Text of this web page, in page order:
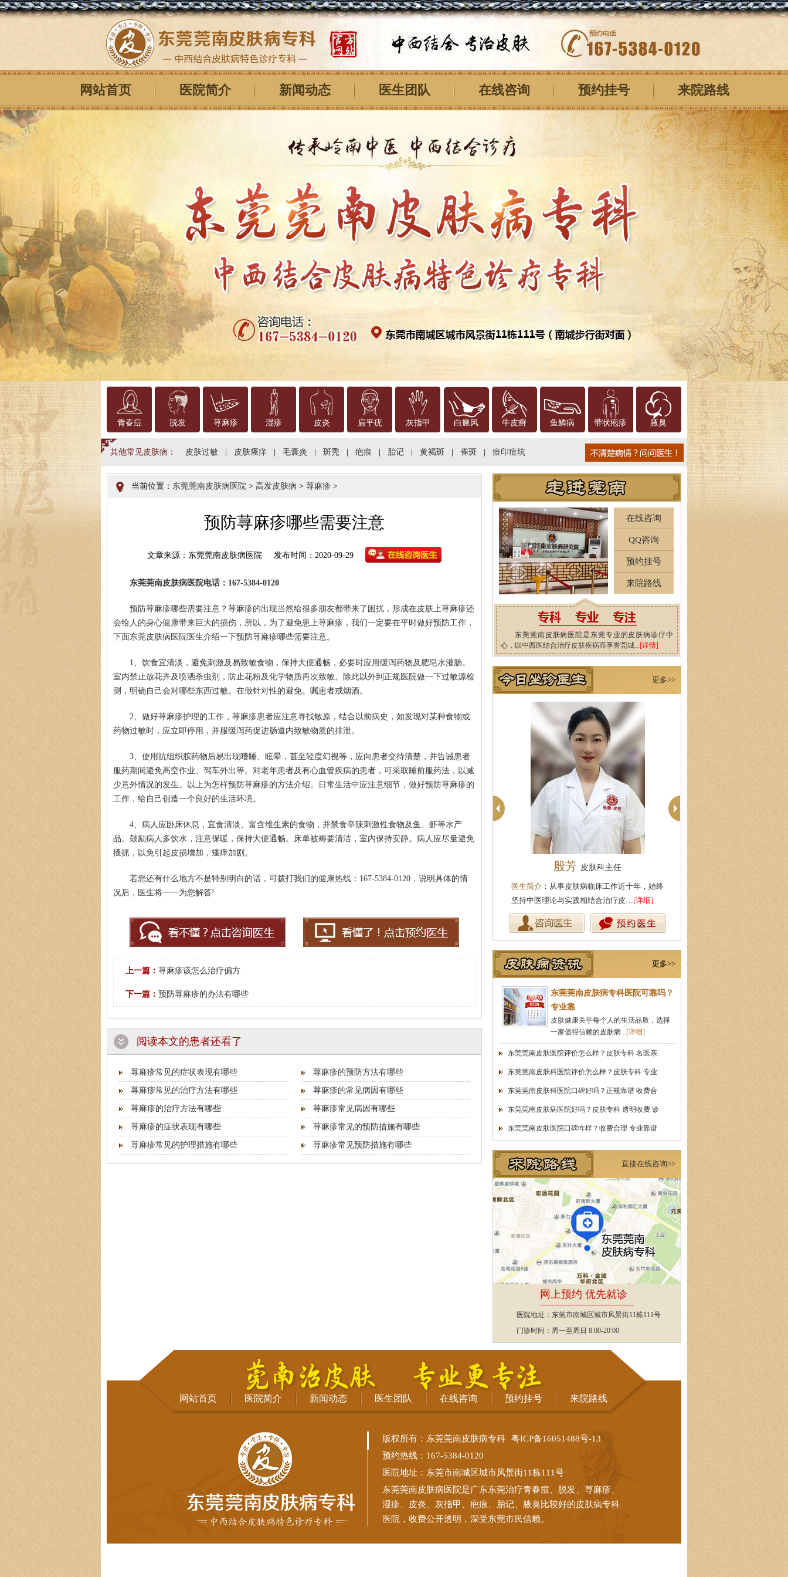
网站首页 医院简介 新闻动态 医生团队 在线咨询 预约挂号 来院路线
青春痘 脱发 荨麻疹 湿疹 皮炎 扁平疣 灰指甲 白癜风 牛皮癣 鱼鳞病 带状疱疹 腋臭
其他常见皮肤病： 皮肤过敏 皮肤瘙痒 毛囊炎 斑秃 疤痕 胎记 黄褐斑 雀斑 痘印痘坑
当前位置： 东莞莞南皮肤病医院 > 高发皮肤病 > 荨麻疹 >
预防荨麻疹哪些需要注意
文章来源：东莞莞南皮肤病医院 发布时间：2020-09-29
东莞莞南皮肤病医院电话：167-5384-0120
预防荨麻疹哪些需要注意？荨麻疹的出现当然给很多朋友都带来了困扰，形成在皮肤上荨麻疹还
会给人的身心健康带来巨大的损伤，所以，为了避免患上荨麻疹，我们一定要在平时做好预防工作，
下面东莞皮肤病医院医生介绍一下预防荨麻疹哪些需要注意。
1、饮食宜清淡，避免刺激及易致敏食物，保持大便通畅，必要时应用缓泻药物及肥皂水灌肠。
室内禁止放花卉及喷洒杀虫剂，防止花粉及化学物质再次致敏。除此以外到正规医院做一下过敏源检
测，明确自己会对哪些东西过敏。在做针对性的避免。嘱患者戒烟酒。
2、做好荨麻疹护理的工作，荨麻疹患者应注意寻找敏原，结合以前病史，如发现对某种食物或
药物过敏时，应立即停用，并服缓泻药促进肠道内致敏物质的排泄。
3、使用抗组织胺药物后易出现嗜睡、眩晕，甚至轻度幻视等，应向患者交待清楚，并告诫患者
服药期间避免高空作业、驾车外出等。对老年患者及有心血管疾病的患者，可采取睡前服药法，以减
少意外情况的发生。以上为怎样预防荨麻疹的方法介绍。日常生活中应注意细节，做好预防荨麻疹的
工作，给自己创造一个良好的生活环境。
4、病人应卧床休息，宜食清淡、富含维生素的食物，并禁食辛辣刺激性食物及鱼、虾等水产
品。鼓励病人多饮水，注意保暖，保持大便通畅。床单被褥要清洁，室内保持安静。病人应尽量避免
搔抓，以免引起皮损增加，瘙痒加剧。
若您还有什么地方不是特别明白的话，可拨打我们的健康热线：167-5384-0120，说明具体的情
况后，医生将一一为您解答!
上一篇： 荨麻疹该怎么治疗偏方
下一篇： 预防荨麻疹的办法有哪些
阅读本文的患者还看了
荨麻疹常见的症状表现有哪些 荨麻疹的预防方法有哪些
荨麻疹常见的治疗方法有哪些 荨麻疹的常见病因有哪些
荨麻疹的治疗方法有哪些 荨麻疹常见病因有哪些
荨麻疹的症状表现有哪些 荨麻疹常见的预防措施有哪些
荨麻疹常见的护理措施有哪些 荨麻疹常见预防措施有哪些
在线咨询
QQ咨询
预约挂号
来院路线
东莞莞南皮肤病医院是东莞专业的皮肤病诊疗中
心，以中西医结合治疗皮肤疾病而享誉莞城...[详情]
更多>>
殷芳 皮肤科主任
医生简介 ：从事皮肤病临床工作近十年，始终
坚持中医理论与实践相结合治疗皮…[详细]
更多>>
东莞莞南皮肤病专科医院可靠吗？
专业靠
皮肤健康关乎每个人的生活品质，选择
一家值得信赖的皮肤病...[详细]
东莞莞南皮肤医院评价怎么样？皮肤专科 名医亲
东莞莞南皮肤科医院评价怎么样？皮肤专科 专业
东莞莞南皮肤科医院口碑好吗？正规靠谱 收费合
东莞莞南皮肤病医院好吗？皮肤专科 透明收费 诊
东莞莞南皮肤医院口碑咋样？收费合理 专业靠谱
直接在线咨询>>
网上预约 优先就诊
医院地址：东莞市南城区城市风景街11栋111号
门诊时间：周一至周日 8:00-20:00
网站首页 医院简介 新闻动态 医生团队 在线咨询 预约挂号 来院路线
版权所有：东莞莞南皮肤病专科
粤ICP备16051488号-13
预约热线：167-5384-0120
医院地址：东莞市南城区城市风景街11栋111号
东莞莞南皮肤病医院是广东东莞治疗青春痘、脱发、荨麻疹、
湿疹、皮炎、灰指甲、疤痕、胎记、腋臭比较好的皮肤病专科
医院，收费公开透明，深受东莞市民信赖。